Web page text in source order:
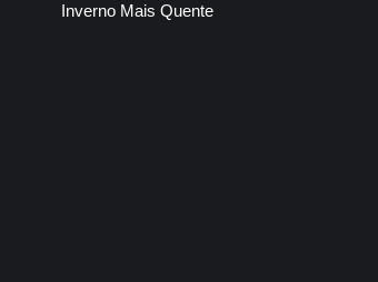
Inverno Mais Quente